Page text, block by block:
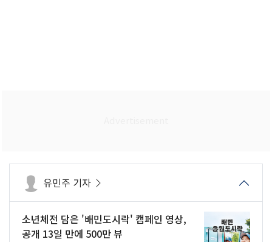
유민주 기자
소년체전 담은 '배민도시락' 캠페인 영상,
공개 13일 만에 500만 뷰